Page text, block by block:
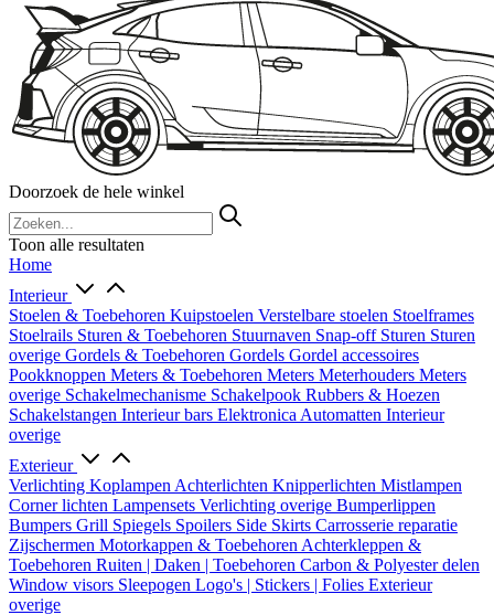
Doorzoek de hele winkel
Toon alle resultaten
Home
Interieur
Stoelen & Toebehoren Kuipstoelen Verstelbare stoelen Stoelframes
Stoelrails Sturen & Toebehoren Stuurnaven Snap-off Sturen Sturen
overige Gordels & Toebehoren Gordels Gordel accessoires
Pookknoppen Meters & Toebehoren Meters Meterhouders Meters
overige Schakelmechanisme Schakelpook Rubbers & Hoezen
Schakelstangen Interieur bars Elektronica Automatten Interieur
overige
Exterieur
Verlichting Koplampen Achterlichten Knipperlichten Mistlampen
Corner lichten Lampensets Verlichting overige Bumperlippen
Bumpers Grill Spiegels Spoilers Side Skirts Carrosserie reparatie
Zijschermen Motorkappen & Toebehoren Achterkleppen &
Toebehoren Ruiten | Daken | Toebehoren Carbon & Polyester delen
Window visors Sleepogen Logo's | Stickers | Folies Exterieur
overige